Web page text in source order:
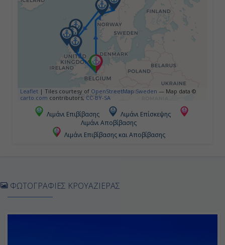
08:00
16:00
Ημέρα 5η
Εν Πλω
Χόνινγκσβαγκ, Νορβηγία
Leaflet | Tiles courtesy of OpenStreetMap Sweden — Map data ©
carto.com contributors, CC-BY-SA
Λιμάνι Επιβίβασης
Λιμάνι Επίσκεψης
Λιμάνι Αποβίβασης
Λιμάνι Επιβίβασης και Αποβίβασης
ΦΩΤΟΓΡΑΦΙΕΣ ΚΡΟΥΑΖΙΕΡΑΣ